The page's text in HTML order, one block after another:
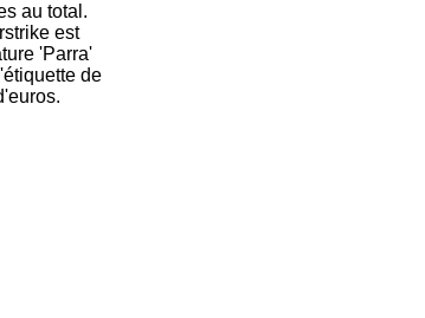
au total.
est
'Parra'
de